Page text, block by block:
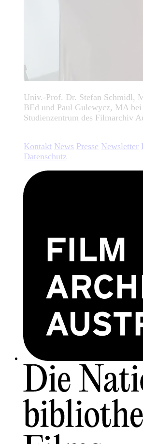
Univ.-Prof. Dr. Stefan Schmidl,
BEd und Paul Gulewycz, MA
Studienzentrum des Filmarchiv
Kontakt News Presse Newsletter
Datenschutz